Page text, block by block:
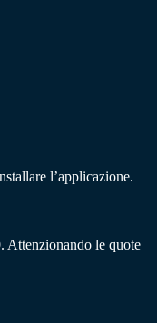
l’applicazione.
. Attenzionando le quote